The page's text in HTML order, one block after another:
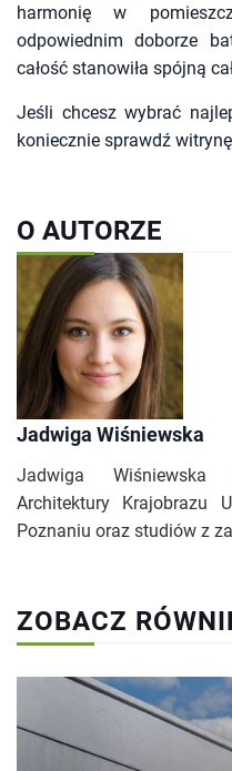
harmonię w
odpowiednim doborze
całość stanowiła spójną
Jeśli chcesz wybrać
koniecznie sprawdź
O AUTORZE
Jadwiga Wiśniewska
Jadwiga Wiśniewska
Architektury Krajobrazu
Poznaniu oraz studiów z
ZOBACZ